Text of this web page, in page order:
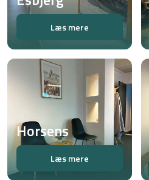
Læs mere
Horsens
Læs mere